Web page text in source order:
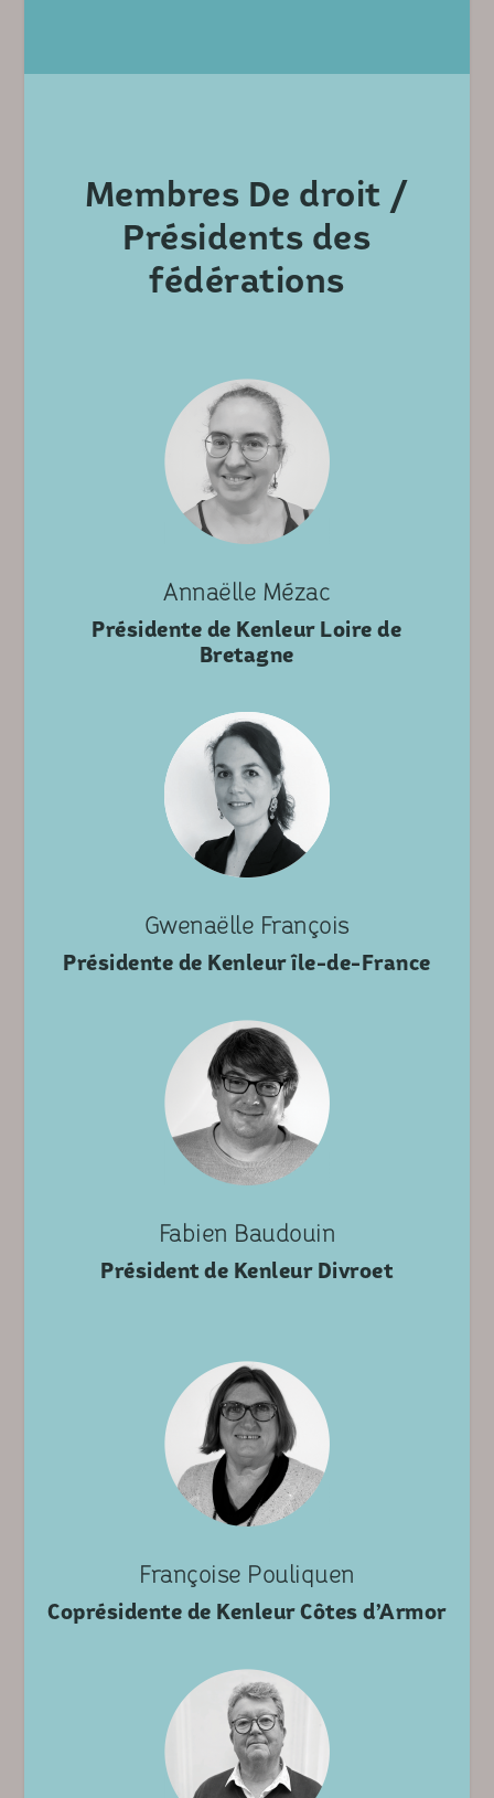
Membres De droit /
Présidents des
fédérations
Annaëlle Mézac
Présidente de Kenleur Loire de
Bretagne
Gwenaëlle François
Présidente de Kenleur île-de-France
Fabien Baudouin
Président de Kenleur Divroet
Françoise Pouliquen
Coprésidente de Kenleur Côtes d’Armor